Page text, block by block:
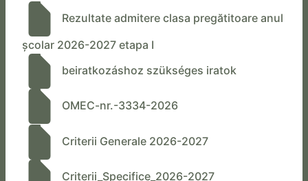
Rezultate admitere clasa pregătitoare anul
școlar 2026-2027 etapa I
beiratkozáshoz szükséges iratok
OMEC-nr.-3334-2026
Criterii Generale 2026-2027
Criterii_Specifice_2026-2027